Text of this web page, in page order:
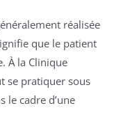
réalisée
que le patient
À la Clinique
se pratiquer sous
le cadre d’une